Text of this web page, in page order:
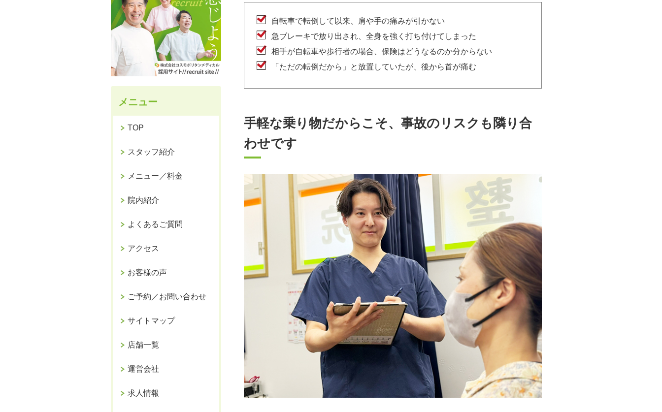
自転車で転倒して以来、肩や手の痛みが引かない
急ブレーキで放り出され、全身を強く打ち付けてしまった
相手が自転車や歩行者の場合、保険はどうなるのか分からない
「ただの転倒だから」と放置していたが、後から首が痛む
手軽な乗り物だからこそ、事故のリスクも隣り合
わせです
メニュー
TOP
スタッフ紹介
メニュー／料金
院内紹介
よくあるご質問
アクセス
お客様の声
ご予約／お問い合わせ
サイトマップ
店舗一覧
運営会社
求人情報